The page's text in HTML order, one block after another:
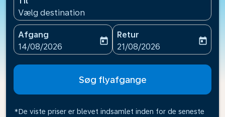
Vælg destination
Afgang
fc-booking-departure-date-aria-label
14/08/2026
today
Retur
fc-booking-return-date-
21/08/2026
today
Søg flyafgange
*De viste priser er blevet indsamlet inden for de seneste